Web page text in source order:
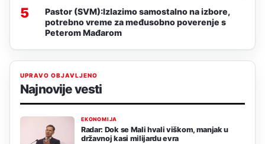
5
Pastor (SVM):Izlazimo samostalno na izbore,
potrebno vreme za međusobno poverenje s
Peterom Mađarom
UPRAVO OBJAVLJENO
Najnovije vesti
EKONOMIJA
Radar: Dok se Mali hvali viškom, manjak u
državnoj kasi milijardu evra